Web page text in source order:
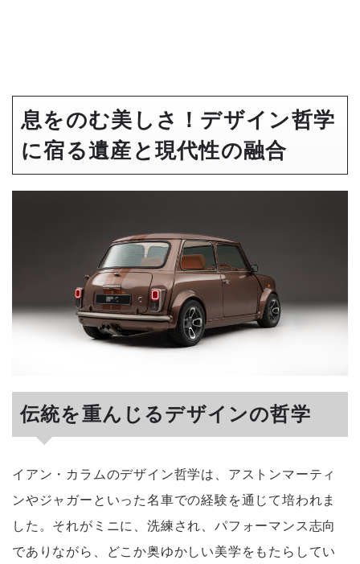
息をのむ美しさ！デザイン哲学
に宿る遺産と現代性の融合
伝統を重んじるデザインの哲学
イアン・カラムのデザイン哲学は、アストンマーティ
ンやジャガーといった名車での経験を通じて培われま
した。それがミニに、洗練され、パフォーマンス志向
でありながら、どこか奥ゆかしい美学をもたらしてい